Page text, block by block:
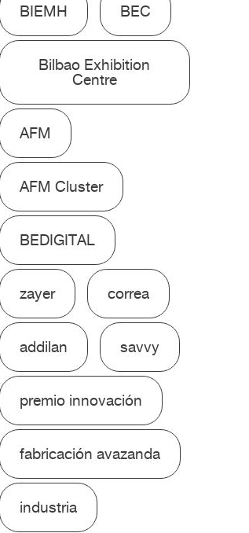
BIEMH BEC
Bilbao Exhibition
Centre
AFM
AFM Cluster
BEDIGITAL
zayer correa
addilan savvy
premio innovación
fabricación avazanda
industria